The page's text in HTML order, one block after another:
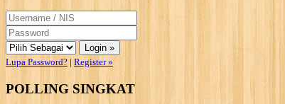
Lupa Password? | Register »
POLLING SINGKAT